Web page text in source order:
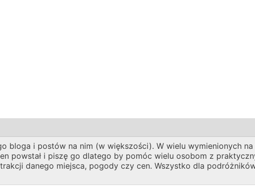
bloga i postów na nim (w większości). W wielu wymienionych
powstał i piszę go dlatego by pomóc wielu osobom z
danego miejsca, pogody czy cen. Wszystko dla